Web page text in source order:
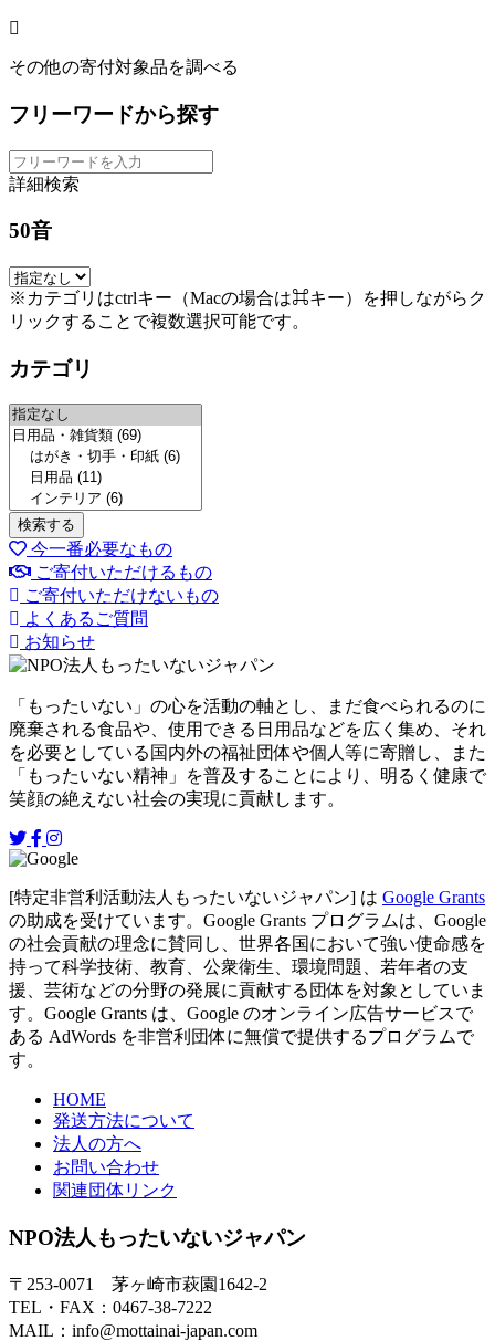
その他の寄付対象品を調べる
フリーワードから探す
詳細検索
50音
※カテゴリはctrlキー（Macの場合は⌘キー）を押しながらク
リックすることで複数選択可能です。
カテゴリ
今一番必要なもの
ご寄付いただけるもの
ご寄付いただけないもの
よくあるご質問
お知らせ
「もったいない」の心を活動の軸とし、まだ食べられるのに
廃棄される食品や、使用できる日用品などを広く集め、それ
を必要としている国内外の福祉団体や個人等に寄贈し、また
「もったいない精神」を普及することにより、明るく健康で
笑顔の絶えない社会の実現に貢献します。
[特定非営利活動法人もったいないジャパン] は Google Grants
の助成を受けています。Google Grants プログラムは、Google
の社会貢献の理念に賛同し、世界各国において強い使命感を
持って科学技術、教育、公衆衛生、環境問題、若年者の支
援、芸術などの分野の発展に貢献する団体を対象としていま
す。Google Grants は、Google のオンライン広告サービスで
ある AdWords を非営利団体に無償で提供するプログラムで
す。
HOME
発送方法について
法人の方へ
お問い合わせ
関連団体リンク
NPO法人もったいないジャパン
〒253-0071 茅ヶ崎市萩園1642-2
TEL・FAX：0467-38-7222
MAIL：info@mottainai-japan.com